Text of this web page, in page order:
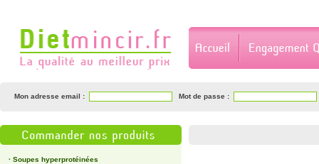
Mon adresse email : Mot de passe :
· Soupes hyperprotéinées